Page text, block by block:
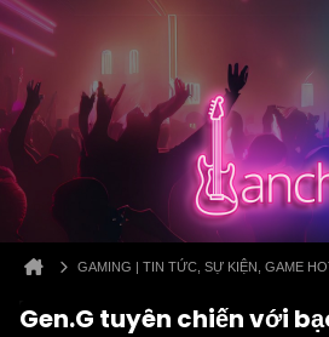
GAMING | TIN TỨC, SỰ KIỆN, GAME
Gen.G tuyên chiến với